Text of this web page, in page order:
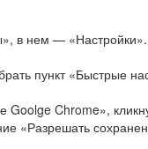
в нем —
пункт «Быстрые
Goolge Chrome»,
«Разрешать